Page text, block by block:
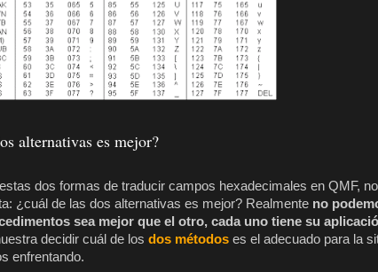
alternativas es mejor?
dos formas de traducir campos hexadecimales en QMF,
¿cuál de las dos alternativas es mejor? Realmente no
sea mejor que el otro, cada uno tiene su
decidir cuál de los dos métodos es el adecuado para la
enfrentando.